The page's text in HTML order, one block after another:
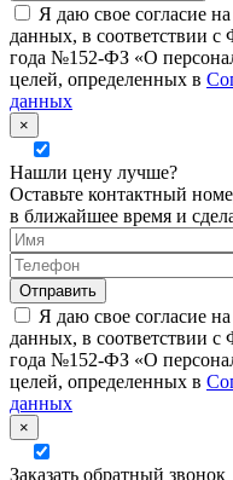
Я даю свое согласие
данных, в соответствии
года №152-ФЗ «О
целей, определенных в
данных
×
Нашли цену лучше?
Оставьте контактный
в ближайшее время и
Я даю свое согласие
данных, в соответствии
года №152-ФЗ «О
целей, определенных в
данных
×
Заказать обратный звонок